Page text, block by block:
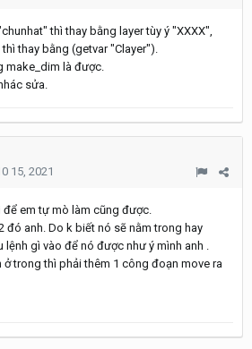
thì thay bằng layer tùy ý "XXXX",
thay bằng (getvar "Clayer").
make_dim là được.
sửa.
15, 2021
để em tự mò làm cũng được.
đó anh. Do k biết nó sẽ nằm trong hay
lệnh gì vào để nó được như ý mình anh .
ở trong thì phải thêm 1 công đoạn move ra